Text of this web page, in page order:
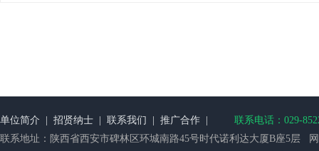
单位简介 招贤纳士 联系我们 推广合作
联系电话：029-
联系地址：陕西省西安市碑林区环城南路45号时代诺利达大厦B座5层 网